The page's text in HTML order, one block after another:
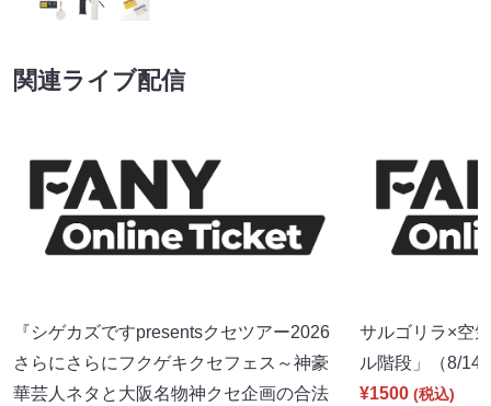
関連ライブ配信
『シゲカズですpresentsクセツアー2026
さらにさらにフクゲキクセフェス～神豪
華芸人ネタと大阪名物神クセ企画の合法
サルゴリラ×空
ル階段」（8/
¥1500 (税込)